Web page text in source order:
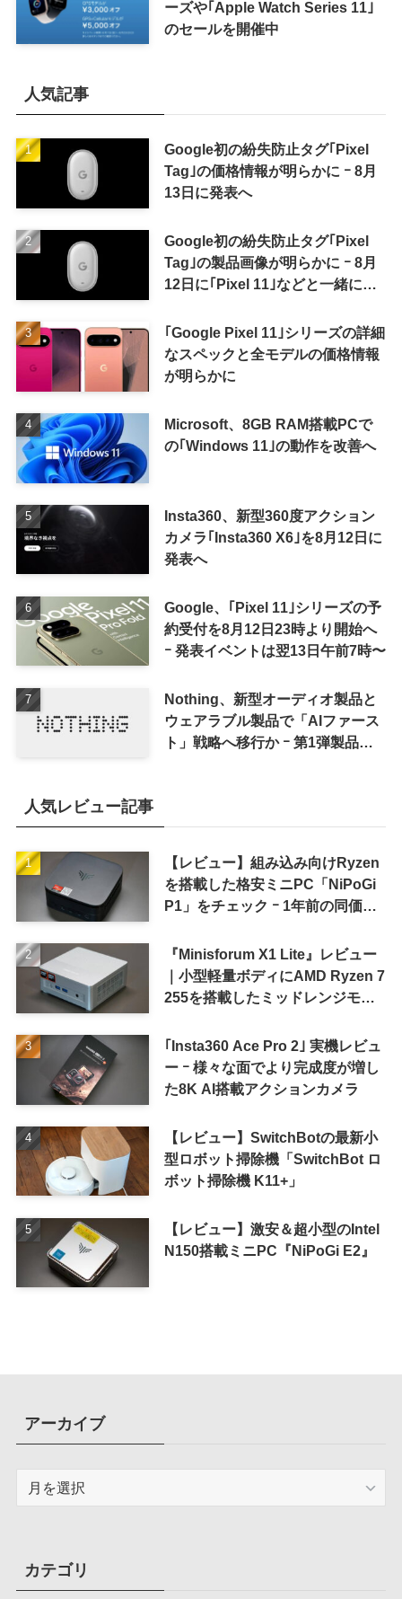
ーズや｢Apple Watch Series 11｣
のセールを開催中
人気記事
Google初の紛失防止タグ｢Pixel
Tag｣の価格情報が明らかに ｰ 8月
13日に発表へ
Google初の紛失防止タグ｢Pixel
Tag｣の製品画像が明らかに ｰ 8月
12日に｢Pixel 11｣などと一緒に発
｢Google Pixel 11｣シリーズの詳細
なスペックと全モデルの価格情報
が明らかに
Microsoft、8GB RAM搭載PCで
の｢Windows 11｣の動作を改善へ
Insta360、新型360度アクション
カメラ｢Insta360 X6｣を8月12日に
発表へ
Google、｢Pixel 11｣シリーズの予
約受付を8月12日23時より開始へ
ｰ 発表イベントは翌13日午前7時〜
Nothing、新型オーディオ製品と
ウェアラブル製品で「AIファース
ト」戦略へ移行か ｰ 第1弾製品は
人気レビュー記事
【レビュー】組み込み向けRyzen
を搭載した格安ミニPC「NiPoGi
P1」をチェック ｰ 1年前の同価格
『Minisforum X1 Lite』レビュー
｜小型軽量ボディにAMD Ryzen 7
255を搭載したミッドレンジモデ
｢Insta360 Ace Pro 2｣ 実機レビュ
ー ｰ 様々な面でより完成度が増し
た8K AI搭載アクションカメラ
【レビュー】SwitchBotの最新小
型ロボット掃除機「SwitchBot ロ
ボット掃除機 K11+」
【レビュー】激安＆超小型のIntel
N150搭載ミニPC『NiPoGi E2』
アーカイブ
ブカテゴリ